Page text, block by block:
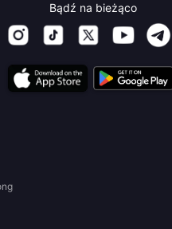
Bądź na bieżąco